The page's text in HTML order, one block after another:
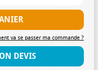
va se passer ma commande ?
DEVIS